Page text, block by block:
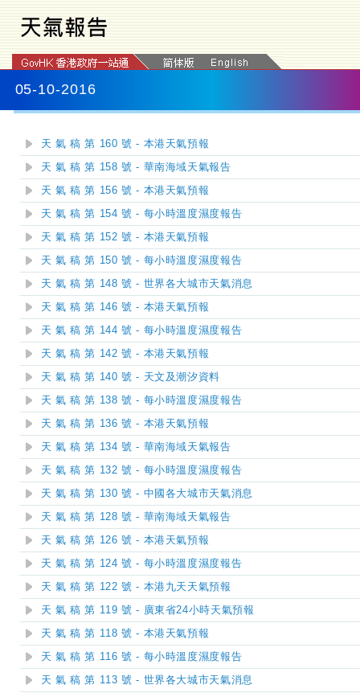
05-10-2016
天 氣 稿 第 160 號 - 本港天氣預報
天 氣 稿 第 158 號 - 華南海域天氣報告
天 氣 稿 第 156 號 - 本港天氣預報
天 氣 稿 第 154 號 - 每小時溫度濕度報告
天 氣 稿 第 152 號 - 本港天氣預報
天 氣 稿 第 150 號 - 每小時溫度濕度報告
天 氣 稿 第 148 號 - 世界各大城市天氣消息
天 氣 稿 第 146 號 - 本港天氣預報
天 氣 稿 第 144 號 - 每小時溫度濕度報告
天 氣 稿 第 142 號 - 本港天氣預報
天 氣 稿 第 140 號 - 天文及潮汐資料
天 氣 稿 第 138 號 - 每小時溫度濕度報告
天 氣 稿 第 136 號 - 本港天氣預報
天 氣 稿 第 134 號 - 華南海域天氣報告
天 氣 稿 第 132 號 - 每小時溫度濕度報告
天 氣 稿 第 130 號 - 中國各大城市天氣消息
天 氣 稿 第 128 號 - 華南海域天氣報告
天 氣 稿 第 126 號 - 本港天氣預報
天 氣 稿 第 124 號 - 每小時溫度濕度報告
天 氣 稿 第 122 號 - 本港九天天氣預報
天 氣 稿 第 119 號 - 廣東省24小時天氣預報
天 氣 稿 第 118 號 - 本港天氣預報
天 氣 稿 第 116 號 - 每小時溫度濕度報告
天 氣 稿 第 113 號 - 世界各大城市天氣消息